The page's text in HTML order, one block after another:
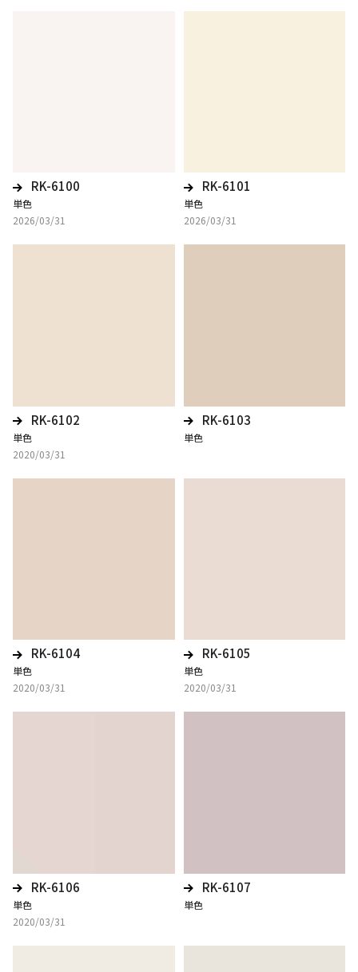
RK-6100
単色
2026/03/31
RK-6101
単色
2026/03/31
RK-6102
単色
2020/03/31
RK-6103
単色
RK-6104
単色
2020/03/31
RK-6105
単色
2020/03/31
RK-6106
単色
2020/03/31
RK-6107
単色